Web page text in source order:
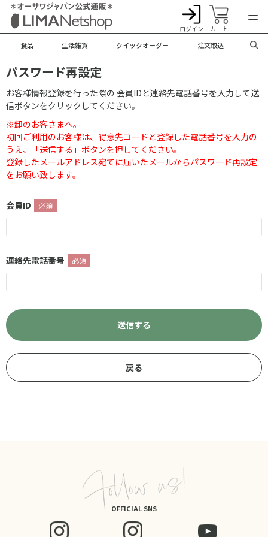
ログイン カート
食品 生活雑貨 クイックオーダー 注文取込
パスワード再設定
お客様情報登録を行った際の 会員IDと連絡先電話番号を入力して送
信ボタンをクリックしてください。
※卸のお客さまへ。
初回ご利用のお客様は、得意先コードと登録した電話番号を入力の
うえ、「送信する」ボタンを押してください。
登録したメールアドレス宛てに届いたメールからパスワード再設定
をお願い致します。
会員ID
連絡先電話番号
OFFICIAL SNS